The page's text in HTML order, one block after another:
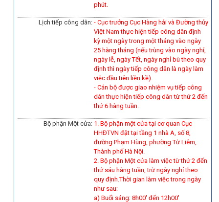
phút.
Lịch tiếp công dân: - Cục trưởng Cục Hàng hải và Đường thủy
Việt Nam thực hiện tiếp công dân định
kỳ một ngày trong một tháng vào ngày
25 hàng tháng (nếu trùng vào ngày nghỉ,
ngày lễ, ngày Tết, ngày nghỉ bù theo quy
định thì ngày tiếp công dân là ngày làm
việc đầu tiên liền kề).
- Cán bộ được giao nhiệm vụ tiếp công
dân thực hiện tiếp công dân từ thứ 2 đến
thứ 6 hàng tuần.
Bộ phận Một cửa: 1. Bộ phận một cửa tại cơ quan Cục
HHĐTVN đặt tại tầng 1 nhà A, số 8,
đường Phạm Hùng, phường Từ Liêm,
Thành phố Hà Nội.
2. Bộ phận Một cửa làm việc từ thứ 2 đến
thứ sáu hàng tuần, trừ ngày nghỉ theo
quy định.Thời gian làm việc trong ngày
như sau:
a) Buổi sáng: 8h00' đến 12h00'